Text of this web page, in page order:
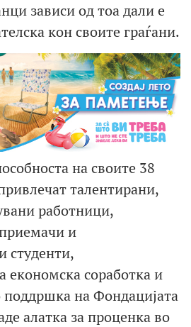
зависи од тоа дали е
кон своите граѓани.
на своите 38
талентирани,
работници,
и
студенти,
економска соработка и
на Фондацијата
алатка за проценка во